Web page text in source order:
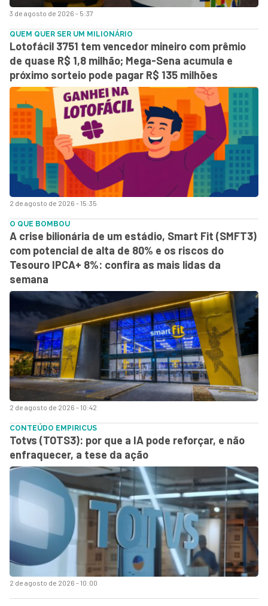
3 de agosto de 2026 - 5:37
2 de agosto de 2026 - 15:35
QUEM QUER SER UM MILIONÁRIO
Lotofácil 3751 tem vencedor mineiro com prêmio
de quase R$ 1,8 milhão; Mega-Sena acumula e
próximo sorteio pode pagar R$ 135 milhões
2 de agosto de 2026 - 10:42
O QUE BOMBOU
A crise bilionária de um estádio, Smart Fit (SMFT3)
com potencial de alta de 80% e os riscos do
Tesouro IPCA+ 8%: confira as mais lidas da
semana
2 de agosto de 2026 - 10:00
CONTEÚDO EMPIRICUS
Totvs (TOTS3): por que a IA pode reforçar, e não
enfraquecer, a tese da ação